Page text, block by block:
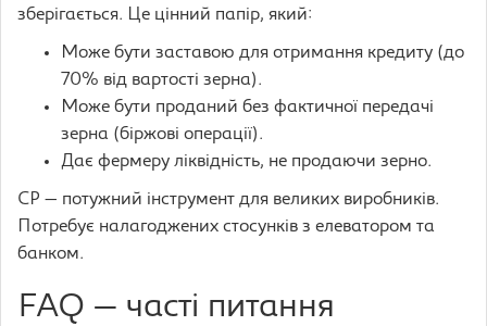
зберігається. Це цінний папір, який:
Може бути заставою для отримання кредиту (до
70% від вартості зерна).
Може бути проданий без фактичної передачі
зерна (біржові операції).
Дає фермеру ліквідність, не продаючи зерно.
СР — потужний інструмент для великих виробників.
Потребує налагоджених стосунків з елеватором та
банком.
FAQ — часті питання